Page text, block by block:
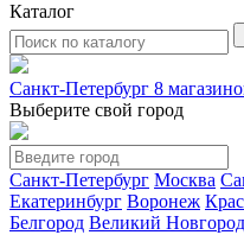
Каталог
Санкт-Петербург 8
Выберите свой город
Санкт-Петербург Москва
Екатеринбург Воронеж
Белгород Великий Новгород